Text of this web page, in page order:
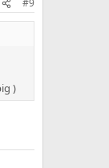
#9
)